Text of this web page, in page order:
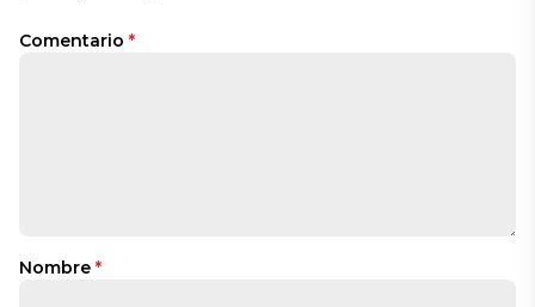
Comentario *
Nombre *